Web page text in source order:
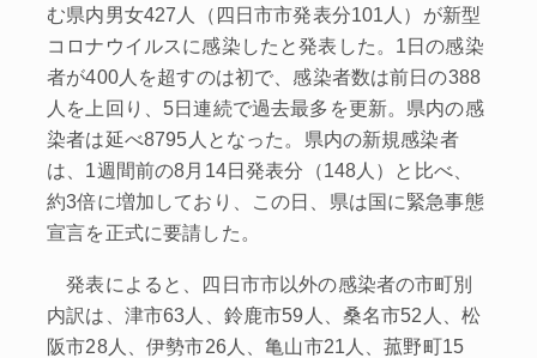
む県内男女427人（四日市市発表分101人）が新型
コロナウイルスに感染したと発表した。1日の感染
者が400人を超すのは初で、感染者数は前日の388
人を上回り、5日連続で過去最多を更新。県内の感
染者は延べ8795人となった。県内の新規感染者
は、1週間前の8月14日発表分（148人）と比べ、
約3倍に増加しており、この日、県は国に緊急事態
宣言を正式に要請した。
発表によると、四日市市以外の感染者の市町別
内訳は、津市63人、鈴鹿市59人、桑名市52人、松
阪市28人、伊勢市26人、亀山市21人、菰野町15